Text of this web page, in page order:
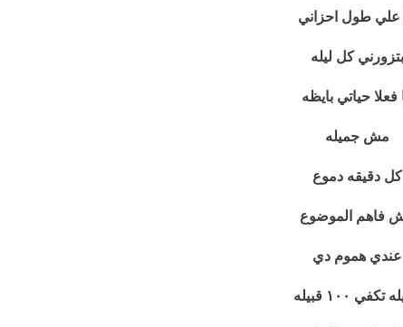
علي طول احزاني
بتزورني كل ليله
فعلا حياتي بايظه
مش جميله
كل دقيقه دموع
فاهم الموضوع
عندي هموم دي
١٠٠ قبيله